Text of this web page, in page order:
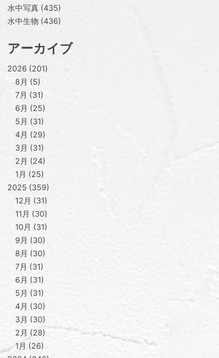
水中写真 435
水中生物 436
アーカイブ
2026 201
8月
5
7月
31
6月
25
5月
31
4月
29
3月
31
2月
24
1月
25
2025 359
12月
31
11月
30
10月
31
9月
30
8月
30
7月
31
6月
31
5月
31
4月
30
3月
30
2月
28
1月
26